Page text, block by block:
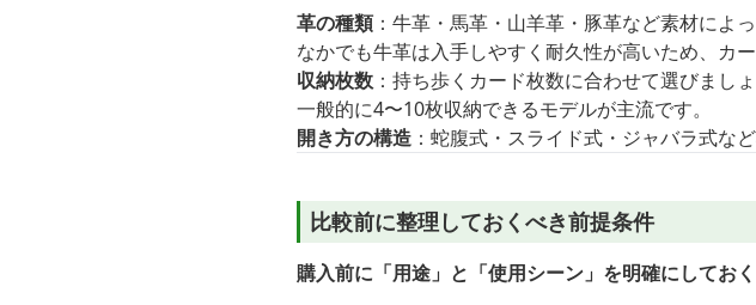
革の種類：牛革・馬革・山羊革・豚革など素材によ
なかでも牛革は入手しやすく耐久性が高いため、カ
収納枚数 ：持ち歩くカード枚数に合わせて選びましょ
一般的に4〜10枚収納できるモデルが主流です。
開き方の構造 ：蛇腹式・スライド式・ジャバラ式な
比較前に整理しておくべき前提条件
購入前に「用途」と「使用シーン」を明確にしてお